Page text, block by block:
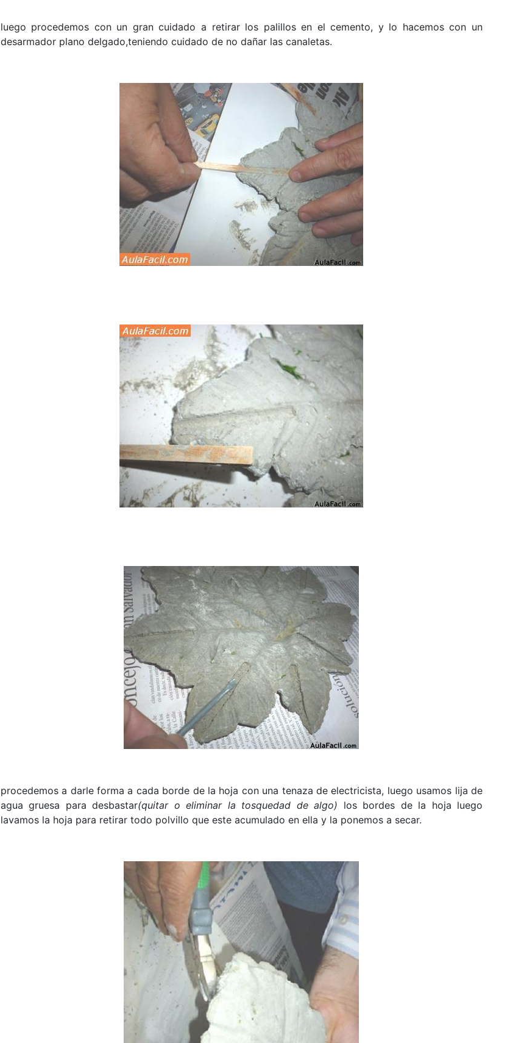
luego procedemos con un gran cuidado a retirar los palillos en el cemento, y lo hacemos con un
desarmador plano delgado,teniendo cuidado de no dañar las canaletas.
procedemos a darle forma a cada borde de la hoja con una tenaza de electricista, luego usamos lija de
agua gruesa para desbastar(quitar o eliminar la tosquedad de algo) los bordes de la hoja luego
lavamos la hoja para retirar todo polvillo que este acumulado en ella y la ponemos a secar.